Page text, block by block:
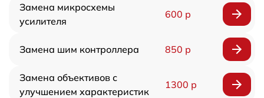
Замена микросхемы
усилителя
600 р
Замена шим контроллера 850 р
Замена объективов с
улучшением характеристик
1300 р